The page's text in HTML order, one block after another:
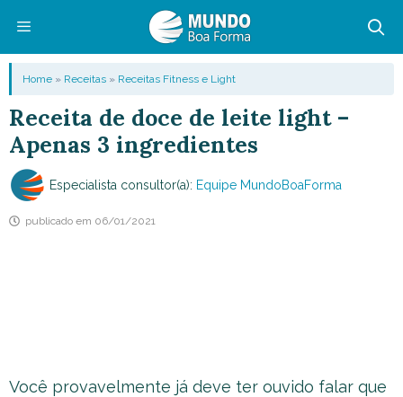
conteúdo
Menu
Home » Receitas » Receitas Fitness e Light
Receita de doce de leite light –
Apenas 3 ingredientes
Especialista consultor(a): Equipe MundoBoaForma
publicado em 06/01/2021
Você provavelmente já deve ter ouvido falar que